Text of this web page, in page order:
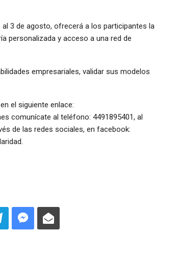
3 de agosto, ofrecerá a los participantes la
personalizada y acceso a una red de
empresariales, validar sus modelos
el siguiente enlace:
comunícate al teléfono: 4491895401, al
de las redes sociales, en facebook: